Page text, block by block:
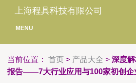
上海程具科技有限公司
MENU
当前位置： 首页 > 产品大全 > 深度
报告——7大行业应用与100家初创企